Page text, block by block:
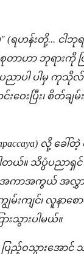
(ရဟန်းတို့... ငါ
ာဟာ ဘုရားကို ပ
ပါ ပါမှ ကုသိုလ်အစ
ဝေးပြီး၊ စိတ်ခ
လို့ ခ
ယ်။ သိပ္ပံပညာရှင်
ာ အကာအကွယ် အလွှ
မ်းကျင်၊ လူနာစ
းသွားပါမယ်။
ြည့်ဝသွားအော